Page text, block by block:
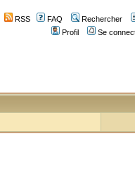
RSS FAQ
Rechercher
Profil
Se